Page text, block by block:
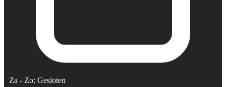
Za - Zo: Gesloten